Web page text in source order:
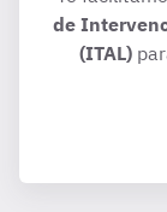
de
(ITAL)